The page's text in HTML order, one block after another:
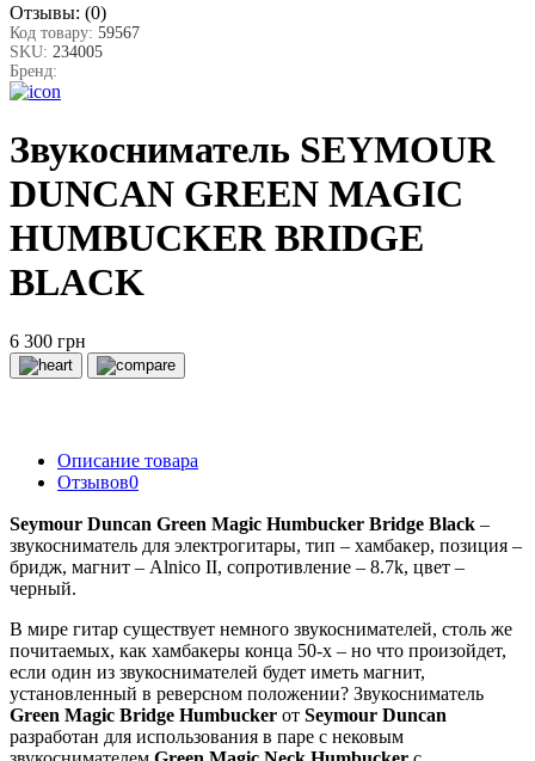
Отзывы: (0)
Код товару: 59567
SKU: 234005
Бренд:
Звукосниматель SEYMOUR
DUNCAN GREEN MAGIC
HUMBUCKER BRIDGE
BLACK
6 300 грн
Описание товара
Отзывов0
Seymour Duncan Green Magic Humbucker Bridge Black –
звукосниматель для электрогитары, тип – хамбакер, позиция –
бридж, магнит – Alnico II, сопротивление – 8.7k, цвет –
черный.
В мире гитар существует немного звукоснимателей, столь же
почитаемых, как хамбакеры конца 50-х – но что произойдет,
если один из звукоснимателей будет иметь магнит,
установленный в реверсном положении? Звукосниматель
Green Magic Bridge Humbucker от Seymour Duncan
разработан для использования в паре с нековым